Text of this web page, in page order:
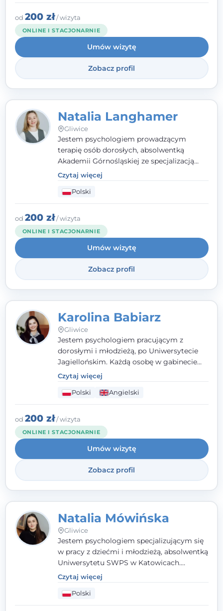
zmianą. W praktyce korzystam m.in. z
narzędzi Racjonalnej Terapii Zachowania.
od 200 zł/ wizyta
ONLINE I STACJONARNIE
Umów wizytę
Zobacz profil
Natalia Langhamer
Gliwice
Jestem psychologiem prowadzącym
terapię osób dorosłych, absolwentką
Akademii Górnośląskiej ze specjalizacją
kliniczną. Oferuję konsultacje
psychologiczne i pierwszą pomoc
psychologiczną w kryzysie, przewlekłym
stresie czy obniżonym nastroju. Każde
spotkanie traktuję z szacunkiem,
uważnością i w atmosferze zaufania.
Czytaj więcej
Polski
od 200 zł/ wizyta
ONLINE I STACJONARNIE
Umów wizytę
Zobacz profil
Karolina Babiarz
Gliwice
Jestem psychologiem pracującym z
dorosłymi i młodzieżą, po Uniwersytecie
Jagiellońskim. Każdą osobę w gabinecie
traktuję jak osobną historię, którą poznaję,
budując relację opartą na zaufaniu i
empatii. Przyjmuję w Poradni Teraply.pl w
Gliwicach oraz online, po polsku i po
angielsku.
Czytaj więcej
Polski Angielski
od 200 zł/ wizyta
ONLINE I STACJONARNIE
Umów wizytę
Zobacz profil
Natalia Mówińska
Gliwice
Jestem psychologiem specjalizującym się
w pracy z dziećmi i młodzieżą, absolwentką
Uniwersytetu SWPS w Katowicach.
Prowadzę konsultacje oraz terapię
nastawioną na potrzeby dziecka i jego
rodziny. Najważniejsze jest dla mnie
stworzenie bezpiecznego miejsca, w
Czytaj więcej
Polski